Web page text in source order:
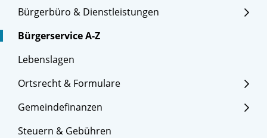
Bürgerbüro & Dienstleistungen
Bürgerservice A-Z
Lebenslagen
Ortsrecht & Formulare
Gemeindefinanzen
Steuern & Gebühren